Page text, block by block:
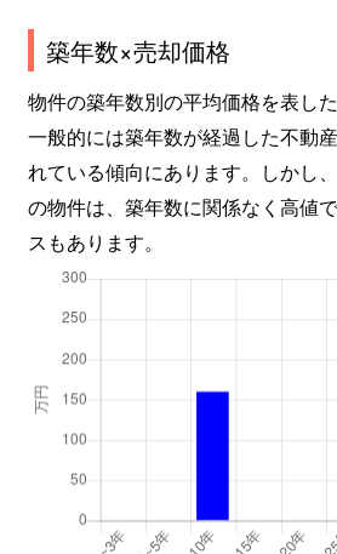
築年数×売却価格
物件の築年数別の平均価格を表した
一般的には築年数が経過した不動
れている傾向にあります。しかし
の物件は、築年数に関係なく高値
スもあります。